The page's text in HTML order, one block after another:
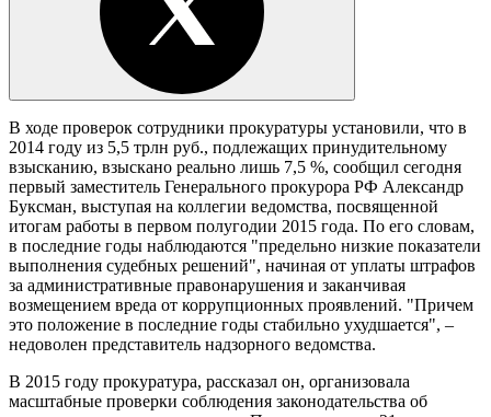
В ходе проверок сотрудники прокуратуры установили, что в
2014 году из 5,5 трлн руб., подлежащих принудительному
взысканию, взыскано реально лишь 7,5 %, сообщил сегодня
первый заместитель Генерального прокурора РФ Александр
Буксман, выступая на коллегии ведомства, посвященной
итогам работы в первом полугодии 2015 года. По его словам,
в последние годы наблюдаются "предельно низкие показатели
выполнения судебных решений", начиная от уплаты штрафов
за административные правонарушения и заканчивая
возмещением вреда от коррупционных проявлений. "Причем
это положение в последние годы стабильно ухудшается", –
недоволен представитель надзорного ведомства.
В 2015 году прокуратура, рассказал он, организовала
масштабные проверки соблюдения законодательства об